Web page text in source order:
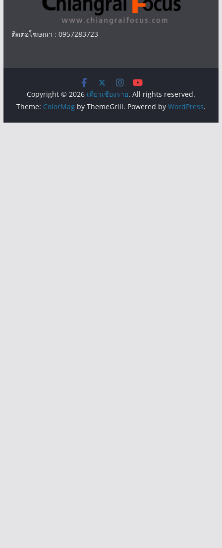
ติดต่อโฆษณา : 0957283723
Copyright © 2026 เที่ยวเชียงราย. All rights reserved.
Theme: ColorMagby ThemeGrill. Powered by WordPress.